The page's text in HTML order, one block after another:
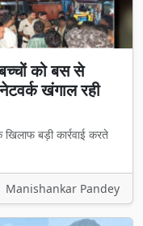
को बस से
खंगाल रही
बड़ी कार्रवाई करते
Manishankar Pandey